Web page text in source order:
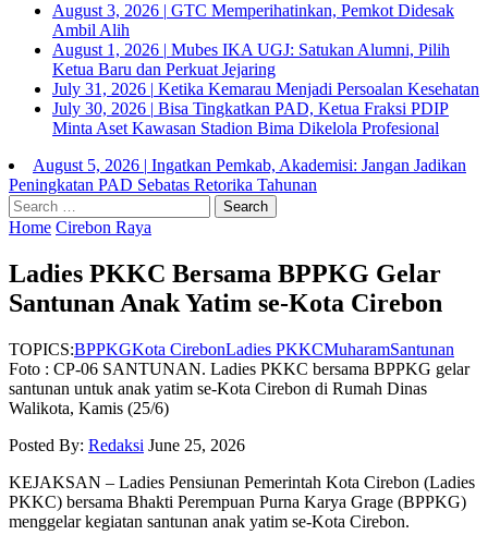
August 3, 2026 | GTC Memperihatinkan, Pemkot Didesak
Ambil Alih
August 1, 2026 | Mubes IKA UGJ: Satukan Alumni, Pilih
Ketua Baru dan Perkuat Jejaring
July 31, 2026 | Ketika Kemarau Menjadi Persoalan Kesehatan
July 30, 2026 | Bisa Tingkatkan PAD, Ketua Fraksi PDIP
Minta Aset Kawasan Stadion Bima Dikelola Profesional
August 5, 2026 | Ingatkan Pemkab, Akademisi: Jangan Jadikan
Peningkatan PAD Sebatas Retorika Tahunan
Home Cirebon Raya
Ladies PKKC Bersama BPPKG Gelar
Santunan Anak Yatim se-Kota Cirebon
TOPICS:BPPKGKota CirebonLadies PKKCMuharamSantunan
Foto : CP-06 SANTUNAN. Ladies PKKC bersama BPPKG gelar
santunan untuk anak yatim se-Kota Cirebon di Rumah Dinas
Walikota, Kamis (25/6)
Posted By: Redaksi June 25, 2026
KEJAKSAN – Ladies Pensiunan Pemerintah Kota Cirebon (Ladies
PKKC) bersama Bhakti Perempuan Purna Karya Grage (BPPKG)
menggelar kegiatan santunan anak yatim se-Kota Cirebon.